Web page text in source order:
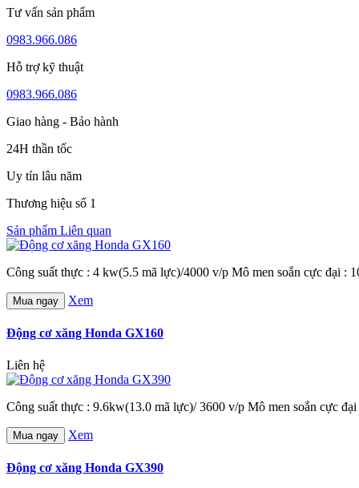
Tư vấn sản phẩm
0983.966.086
Hỗ trợ kỹ thuật
0983.966.086
Giao hàng - Bảo hành
24H thần tốc
Uy tín lâu năm
Thương hiệu số 1
Sản phẩm Liên quan
Công suất thực : 4 kw(5.5 mã lực)/4000 v/p Mô men soắn cực đại :
Mua ngay Xem
Động cơ xăng Honda GX160
Liên hệ
Công suất thực : 9.6kw(13.0 mã lực)/ 3600 v/p Mô men soắn cực
Mua ngay Xem
Động cơ xăng Honda GX390